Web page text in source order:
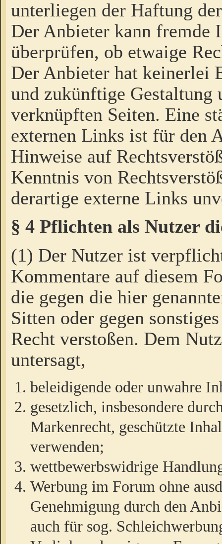
unterliegen der Haftung
Der Anbieter kann fremde
überprüfen, ob etwaige
Der Anbieter hat keinerlei
und zukünftige Gestaltung
verknüpften Seiten. Eine
externen Links ist für den
Hinweise auf
Kenntnis von
derartige externe Links
§ 4 Pflichten als Nutzer
(1) Der Nutzer ist
Kommentare auf diesem
die gegen die hier
Sitten oder gegen
Recht verstoßen. Dem
untersagt,
beleidigende oder unwahre
gesetzlich, insbesondere
Markenrecht, geschützte
verwenden;
wettbewerbswidrige
Werbung im Forum ohne
Genehmigung durch den
auch für sog.